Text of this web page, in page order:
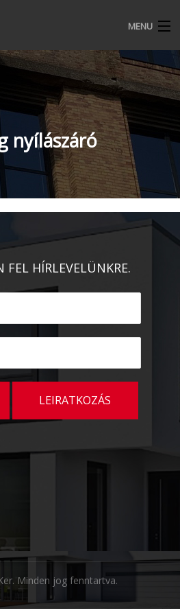
MENU
RENDSZEREK
FELTÉTELEK
nyílászáró
FEL HÍRLEVELÜNKRE.
Minden jog fenntartva.